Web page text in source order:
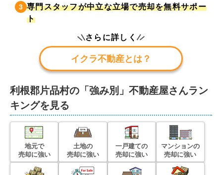
3 専門スタッフが中立な立場で売却を無料サポー
ト
さらに詳しく
イクラ不動産とは？
利根郡片品村の「強み別」不動産屋さんラン
キングを見る
地元で
売却に強い
土地の
売却に強い
一戸建ての
売却に強い
マンションの
売却に強い